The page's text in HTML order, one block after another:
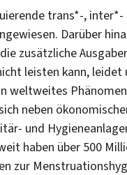
trans*-,
Darüber
zusätzliche
leisten kann,
weltweites
neben
und
haben über 500
zur